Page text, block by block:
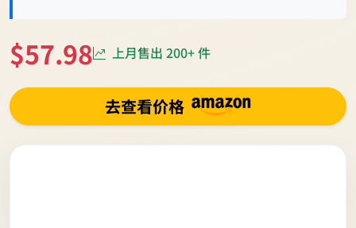
$57.98 上月售出 200+ 件
去查看价格